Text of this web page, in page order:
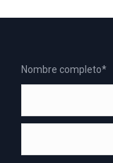
Nombre completo*